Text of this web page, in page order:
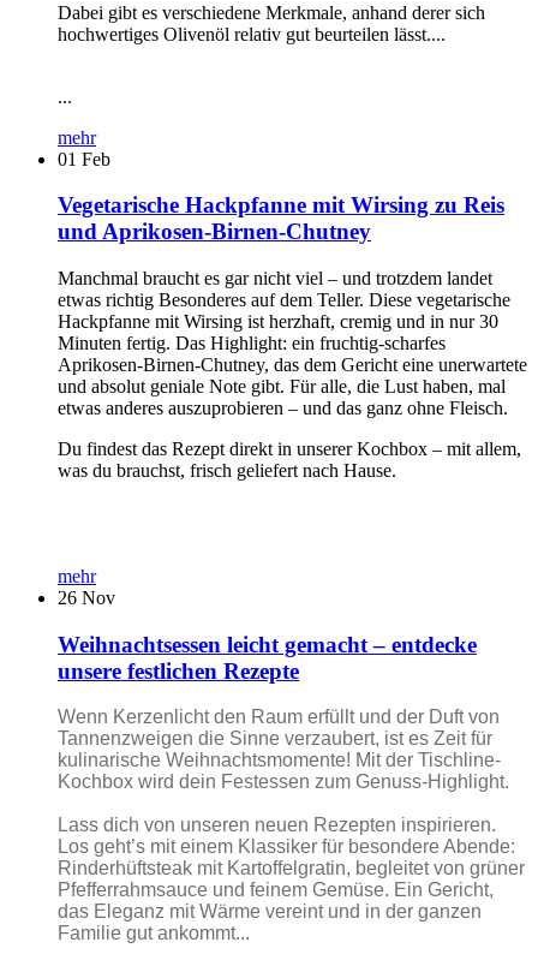
Dabei gibt es verschiedene Merkmale, anhand derer sich
hochwertiges Olivenöl relativ gut beurteilen lässt....
...
mehr
01 Feb
Vegetarische Hackpfanne mit Wirsing zu Reis
und Aprikosen-Birnen-Chutney
Manchmal braucht es gar nicht viel – und trotzdem landet
etwas richtig Besonderes auf dem Teller. Diese vegetarische
Hackpfanne mit Wirsing ist herzhaft, cremig und in nur 30
Minuten fertig. Das Highlight: ein fruchtig-scharfes
Aprikosen-Birnen-Chutney, das dem Gericht eine unerwartete
und absolut geniale Note gibt. Für alle, die Lust haben, mal
etwas anderes auszuprobieren – und das ganz ohne Fleisch.
Du findest das Rezept direkt in unserer Kochbox – mit allem,
was du brauchst, frisch geliefert nach Hause.
mehr
26 Nov
Weihnachtsessen leicht gemacht – entdecke
unsere festlichen Rezepte
Wenn Kerzenlicht den Raum erfüllt und der Duft von
Tannenzweigen die Sinne verzaubert, ist es Zeit für
kulinarische Weihnachtsmomente! Mit der Tischline-
Kochbox wird dein Festessen zum Genuss-Highlight.
Lass dich von unseren neuen Rezepten inspirieren.
Los geht’s mit einem Klassiker für besondere Abende:
Rinderhüftsteak mit Kartoffelgratin, begleitet von grüner
Pfefferrahmsauce und feinem Gemüse. Ein Gericht,
das Eleganz mit Wärme vereint und in der ganzen
Familie gut ankommt...